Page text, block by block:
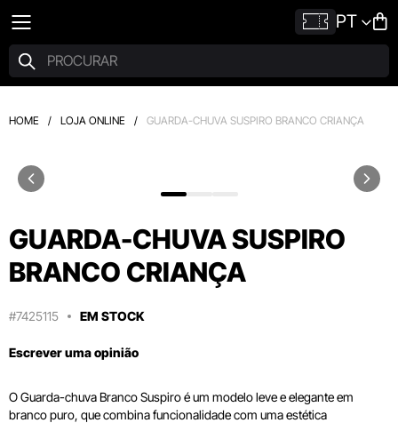
PT
HOME / LOJA ONLINE / GUARDA-CHUVA SUSPIRO BRANCO CRIANÇA
GUARDA-CHUVA SUSPIRO
BRANCO CRIANÇA
#7425115 EM STOCK
Escrever uma opinião
O Guarda-chuva Branco Suspiro é um modelo leve e elegante em
branco puro, que combina funcionalidade com uma estética